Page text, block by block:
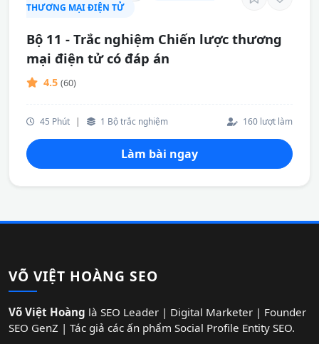
THƯƠNG MẠI ĐIỆN TỬ
Bộ 11 - Trắc nghiệm Chiến lược thương
mại điện tử có đáp án
4.5 (60)
45 Phút | 1 Bộ trắc nghiệm 160 lượt làm
Làm bài ngay
VÕ VIỆT HOÀNG SEO
Võ Việt Hoàng là SEO Leader | Digital Marketer | Founder
SEO GenZ | Tác giả các ấn phẩm Social Profile Entity SEO.